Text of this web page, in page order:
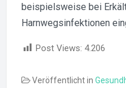
beispielsweise bei
Harnwegsinfektionen
Post Views: 4.206
Veröffentlicht in